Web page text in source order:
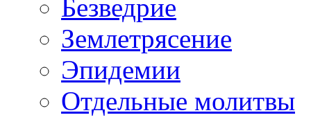
Безведрие
Землетрясение
Эпидемии
Отдельные молитвы